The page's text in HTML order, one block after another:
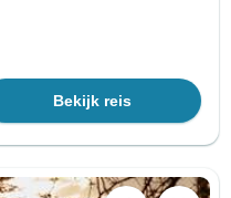
Bekijk reis